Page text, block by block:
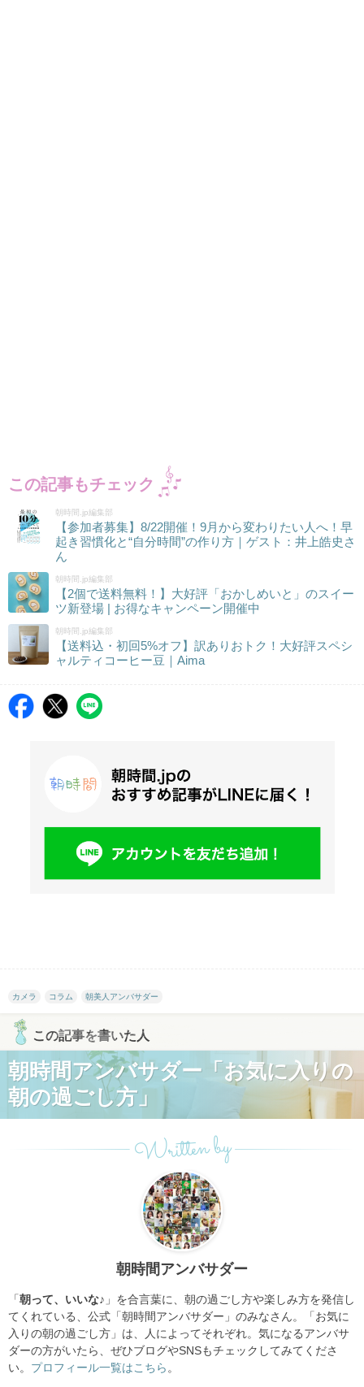
この記事もチェック
朝時間.jp編集部
【参加者募集】8/22開催！9月から変わりたい人へ！早
起き習慣化と“自分時間”の作り方｜ゲスト：井上皓史さ
ん
朝時間.jp編集部
【2個で送料無料！】大好評「おかしめいと」のスイー
ツ新登場 | お得なキャンペーン開催中
朝時間.jp編集部
【送料込・初回5%オフ】訳ありおトク！大好評スペシ
ャルティコーヒー豆｜Aima
カメラ コラム 朝美人アンバサダー
この記事を書いた人
朝時間アンバサダー「お気に入りの
朝の過ごし方」
Written by
朝時間アンバサダー
「朝って、いいな♪ 」を合言葉に、朝の過ごし方や楽しみ方を発信し
てくれている、公式「朝時間アンバサダー」のみなさん。「お気に
入りの朝の過ごし方」は、人によってそれぞれ。気になるアンバサ
ダーの方がいたら、ぜひブログやSNSもチェックしてみてくださ
い。 プロフィール一覧はこちら 。